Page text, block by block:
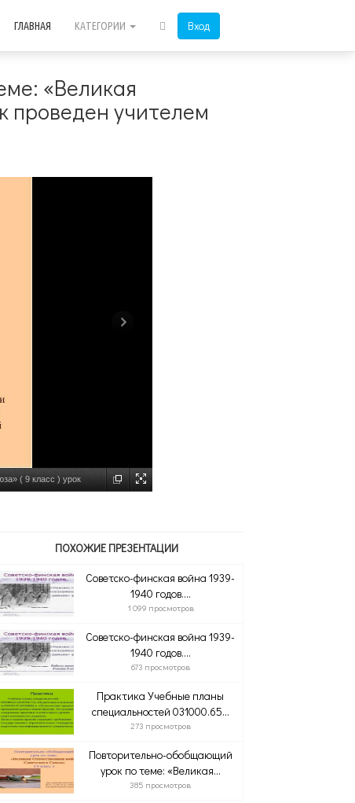
Вход
ГЛАВНАЯ КАТЕГОРИИ
«Великая
проведен учителем
( 9 класс ) урок
ПОХОЖИЕ ПРЕЗЕНТАЦИИ
Советско-финская война 1939-
1940 годов....
1 099 просмотров
Советско-финская война 1939-
1940 годов....
673 просмотров
Практика Учебные планы
специальностей 031000.65...
273 просмотров
Повторительно-обобщающий
урок по теме: «Великая...
385 просмотров